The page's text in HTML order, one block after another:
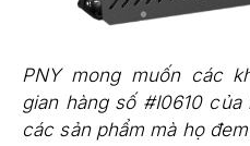
PNY mong muốn các
gian hàng số #I0610
các sản phẩm mà họ